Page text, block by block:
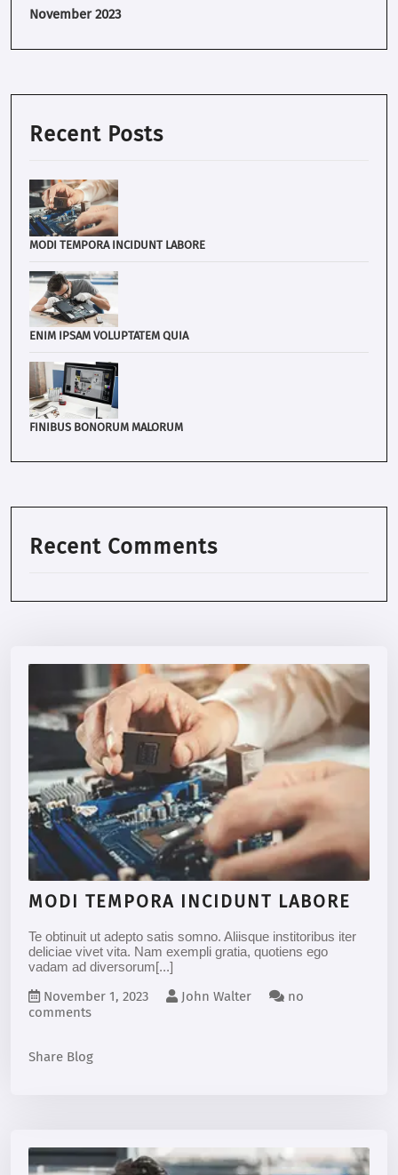
November 2023
Recent Posts
MODI TEMPORA INCIDUNT LABORE
ENIM IPSAM VOLUPTATEM QUIA
FINIBUS BONORUM MALORUM
Recent Comments
MODI TEMPORA INCIDUNT LABORE
Te obtinuit ut adepto satis somno. Aliisque institoribus iter
deliciae vivet vita. Nam exempli gratia, quotiens ego
vadam ad diversorum[...]
November 1, 2023 John Walter
no
comments
Share Blog